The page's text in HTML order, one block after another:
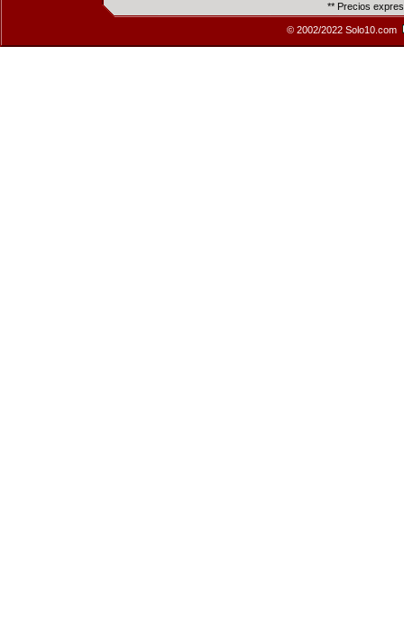
** Precios
© 2002/2022 Solo10.com